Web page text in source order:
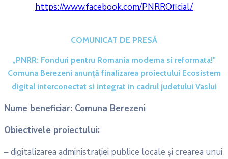
https://www.facebook.com/PNRROficial/
COMUNICAT DE PRESĂ
„PNRR: Fonduri pentru Romania moderna si reformata!"
Comuna Berezeni anunţă finalizarea proiectului Ecosistem
digital interconectat si integrat in cadrul judetului Vaslui
Nume beneficiar: Comuna Berezeni
Obiectivele proiectului:
– digitalizarea administrației publice locale și crearea unui